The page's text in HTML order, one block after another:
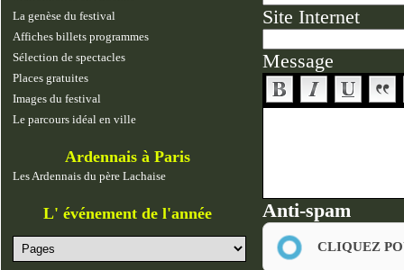
La genèse du festival
Affiches billets programmes
Sélection de spectacles
Places gratuites
Images du festival
Le parcours idéal en ville
Ardennais à Paris
Les Ardennais du père Lachaise
L' événement de l'année
Site Internet
Message
Anti-spam
CLIQUEZ